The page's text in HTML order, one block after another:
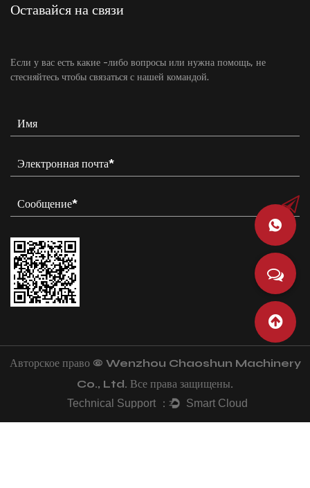
Оставайся на связи
Если у вас есть какие -либо вопросы или нужна помощь, не
стесняйтесь чтобы связаться с нашей командой.
Авторское право © Wenzhou Chaoshun Machinery
Co., Ltd. Все права защищены.